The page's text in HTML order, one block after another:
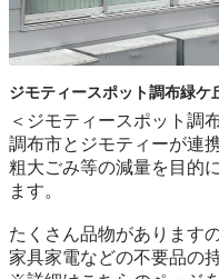
ジモティースポット調布緑ケ
＜ジモティースポット調
調布市とジモティーが連
粗⼤ごみ等の減量を⽬的
ます。
たくさん品物があります
家具家電などの不要品の